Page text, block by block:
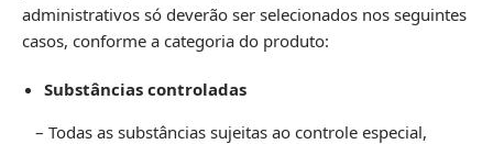
administrativos só deverão ser selecionados nos seguintes
casos, conforme a categoria do produto:
Substâncias controladas
– Todas as substâncias sujeitas ao controle especial,